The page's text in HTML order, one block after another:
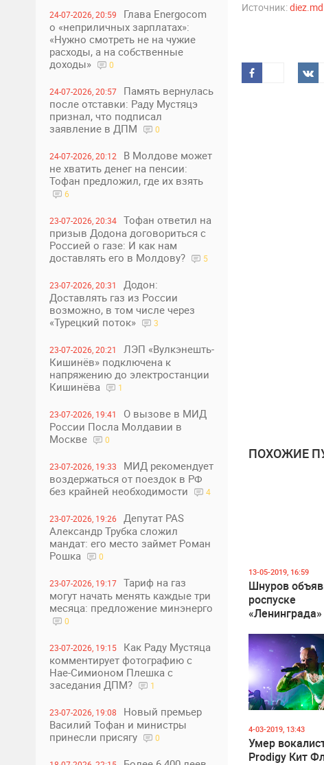
24-07-2026, 20:59
Глава Energocom
о «неприличных зарплатах»:
«Нужно смотреть не на чужие
расходы, а на собственные
доходы»
0
24-07-2026, 20:57
Память вернулась
после отставки: Раду Мустяцэ
признал, что подписал
заявление в ДПМ
0
24-07-2026, 20:12
В Молдове может
не хватить денег на пенсии:
Тофан предложил, где их взять
6
23-07-2026, 20:34
Тофан ответил на
призыв Додона договориться с
Россией о газе: И как нам
доставлять его в Молдову?
5
23-07-2026, 20:31
Додон:
Доставлять газ из России
возможно, в том числе через
«Турецкий поток»
3
23-07-2026, 20:21
ЛЭП «Вулкэнешть-
Кишинёв» подключена к
напряжению до электростанции
Кишинёва
1
23-07-2026, 19:41
О вызове в МИД
России Посла Молдавии в
Москве
0
23-07-2026, 19:33
МИД рекомендует
воздержаться от поездок в РФ
без крайней необходимости
4
23-07-2026, 19:26
Депутат PAS
Александр Трубка сложил
мандат: его место займет Роман
Рошка
0
23-07-2026, 19:17
Тариф на газ
могут начать менять каждые три
месяца: предложение минэнерго
0
23-07-2026, 19:15
Как Раду Мустяца
комментирует фотографию с
Нае-Симионом Плешка с
заседания ДПМ?
1
23-07-2026, 19:08
Новый премьер
Василий Тофан и министры
принесли присягу
0
Источник:diez.md
ПОХОЖИЕ
13-05-2019, 16:59
Шнуров
роспуске
«Ленинграда»
4-03-2019, 13:43
Умер
Prodigy Кит